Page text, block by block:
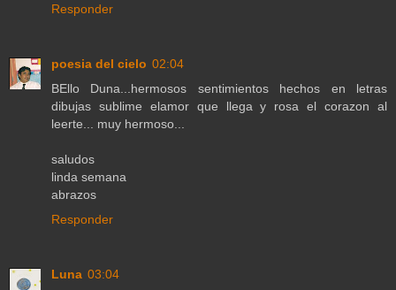
Responder
poesia del cielo 02:04
BEllo Duna...hermosos sentimientos hechos en letras
dibujas sublime elamor que llega y rosa el corazon al
leerte... muy hermoso...
saludos
linda semana
abrazos
Responder
Luna 03:04